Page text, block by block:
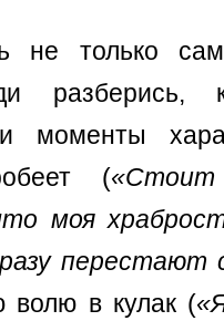
не только
разберись,
моменты
(
моя
перестают
волю в кулак (